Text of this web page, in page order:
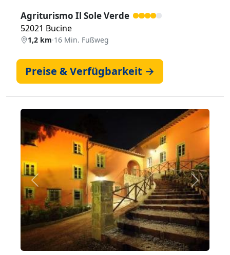
Agriturismo Il Sole Verde
52021 Bucine
1,2 km·16 Min. Fußweg
Preise & Verfügbarkeit →
Zurück Weiter